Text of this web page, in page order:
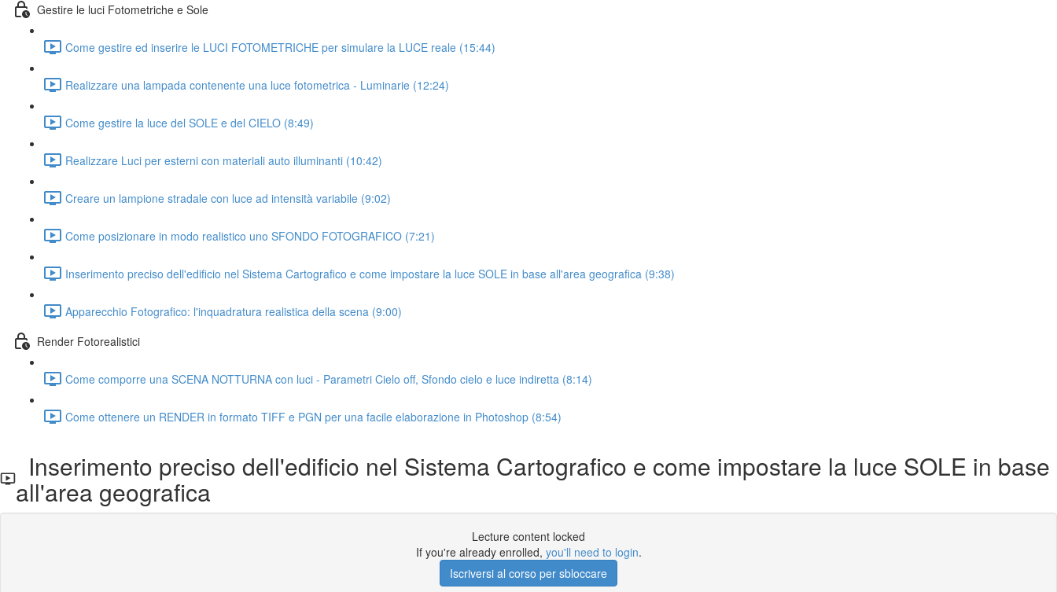
Gestire le luci Fotometriche e Sole
Come gestire ed inserire le LUCI FOTOMETRICHE per simulare la LUCE reale (15:44)
Realizzare una lampada contenente una luce fotometrica - Luminarie (12:24)
Come gestire la luce del SOLE e del CIELO (8:49)
Realizzare Luci per esterni con materiali auto illuminanti (10:42)
Creare un lampione stradale con luce ad intensità variabile (9:02)
Come posizionare in modo realistico uno SFONDO FOTOGRAFICO (7:21)
Inserimento preciso dell'edificio nel Sistema Cartografico e come impostare la luce SOLE in base all'area geografica (9:38)
Apparecchio Fotografico: l'inquadratura realistica della scena (9:00)
Render Fotorealistici
Come comporre una SCENA NOTTURNA con luci - Parametri Cielo off, Sfondo cielo e luce indiretta (8:14)
Come ottenere un RENDER in formato TIFF e PGN per una facile elaborazione in Photoshop (8:54)
Inserimento preciso dell'edificio nel Sistema Cartografico e come impostare la luce SOLE in base
all'area geografica
Lecture content locked
If you're already enrolled, you'll need to login.
Iscriversi al corso per sbloccare